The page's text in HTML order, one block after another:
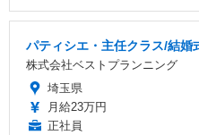
パティシエ・主任クラス/結婚
株式会社ベストプランニング
埼玉県
月給23万円
正社員